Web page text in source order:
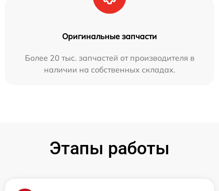
Оригинальные запчасти
Более 20 тыс. запчастей от производителя в
наличии на собственных складах.
Этапы работы